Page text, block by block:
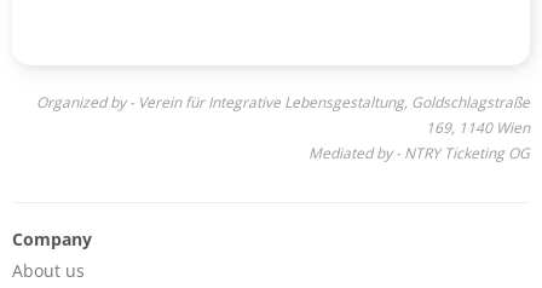
Organized by - Verein für Integrative Lebensgestaltung, Goldschlagstraße
169, 1140 Wien
Mediated by - NTRY Ticketing OG
Company
About us